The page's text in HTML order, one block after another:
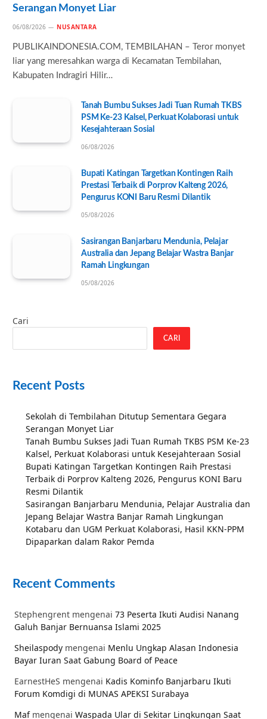
Serangan Monyet Liar
06/08/2026 NUSANTARA
PUBLIKAINDONESIA.COM, TEMBILAHAN – Teror monyet
liar yang meresahkan warga di Kecamatan Tembilahan,
Kabupaten Indragiri Hilir…
Tanah Bumbu Sukses Jadi Tuan Rumah TKBS
PSM Ke-23 Kalsel, Perkuat Kolaborasi untuk
Kesejahteraan Sosial
06/08/2026
Bupati Katingan Targetkan Kontingen Raih
Prestasi Terbaik di Porprov Kalteng 2026,
Pengurus KONI Baru Resmi Dilantik
05/08/2026
Sasirangan Banjarbaru Mendunia, Pelajar
Australia dan Jepang Belajar Wastra Banjar
Ramah Lingkungan
05/08/2026
Cari
CARI
Recent Posts
Sekolah di Tembilahan Ditutup Sementara Gegara
Serangan Monyet Liar
Tanah Bumbu Sukses Jadi Tuan Rumah TKBS PSM Ke-23
Kalsel, Perkuat Kolaborasi untuk Kesejahteraan Sosial
Bupati Katingan Targetkan Kontingen Raih Prestasi
Terbaik di Porprov Kalteng 2026, Pengurus KONI Baru
Resmi Dilantik
Sasirangan Banjarbaru Mendunia, Pelajar Australia dan
Jepang Belajar Wastra Banjar Ramah Lingkungan
Kotabaru dan UGM Perkuat Kolaborasi, Hasil KKN-PPM
Dipaparkan dalam Rakor Pemda
Recent Comments
Stephengrent mengenai 73 Peserta Ikuti Audisi Nanang
Galuh Banjar Bernuansa Islami 2025
Sheilaspody mengenai Menlu Ungkap Alasan Indonesia
Bayar Iuran Saat Gabung Board of Peace
EarnestHeS mengenai Kadis Kominfo Banjarbaru Ikuti
Forum Komdigi di MUNAS APEKSI Surabaya
Mafmengenai Waspada Ular di Sekitar Lingkungan Saat